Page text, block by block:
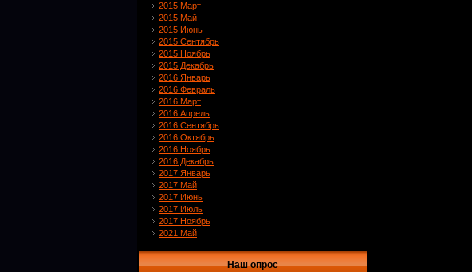
2015 Март
2015 Май
2015 Июнь
2015 Сентябрь
2015 Ноябрь
2015 Декабрь
2016 Январь
2016 Февраль
2016 Март
2016 Апрель
2016 Сентябрь
2016 Октябрь
2016 Ноябрь
2016 Декабрь
2017 Январь
2017 Май
2017 Июнь
2017 Июль
2017 Ноябрь
2021 Май
Наш опрос